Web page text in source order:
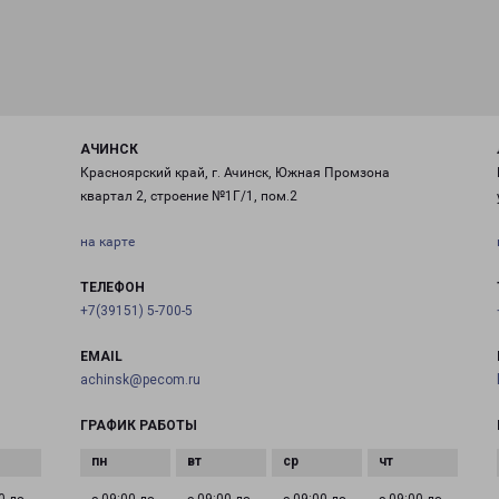
АЧИНСК
Красноярский край, г. Ачинск, Южная Промзона
квартал 2, строение №1Г/1, пом.2
на карте
ТЕЛЕФОН
+7(39151) 5-700-5
EMAIL
achinsk@pecom.ru
ГРАФИК РАБОТЫ